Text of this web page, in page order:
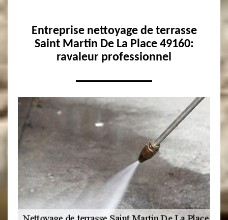
Entreprise nettoyage de terrasse
Saint Martin De La Place 49160:
ravaleur professionnel